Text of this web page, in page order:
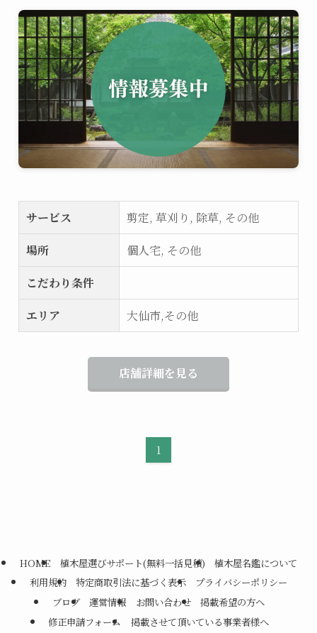
サービス
剪定, 草刈り, 除草, その他
場所
個人宅, その他
こだわり条件
エリア
大仙市,その他
店舗詳細を見る
1
HOME 植木屋選びサポート(無料一括見積)
植木屋名鑑について
利用規約
特定商取引法に基づく表示
プライバシーポリシー
ブログ
運営情報 お問い合わせ
掲載希望の方へ
修正申請フォーム
掲載させて頂いている事業者様へ